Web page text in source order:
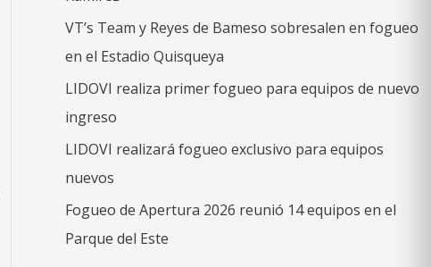
VT’s Team y Reyes de Bameso sobresalen en fogueo
en el Estadio Quisqueya
LIDOVI realiza primer fogueo para equipos de nuevo
ingreso
LIDOVI realizará fogueo exclusivo para equipos
nuevos
Fogueo de Apertura 2026 reunió 14 equipos en el
Parque del Este